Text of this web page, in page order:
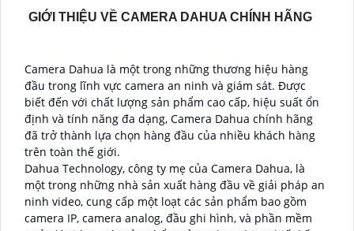
GIỚI THIỆU VỀ CAMERA DAHUA CHÍNH HÃNG
Camera Dahua là một trong những thương hiệu hàng
đầu trong lĩnh vực camera an ninh và giám sát. Được
biết đến với chất lượng sản phẩm cao cấp, hiệu suất ổn
định và tính năng đa dạng, Camera Dahua chính hãng
đã trở thành lựa chọn hàng đầu của nhiều khách hàng
trên toàn thế giới.
Dahua Technology, công ty mẹ của Camera Dahua, là
một trong những nhà sản xuất hàng đầu về giải pháp an
ninh video, cung cấp một loạt các sản phẩm bao gồm
camera IP, camera analog, đầu ghi hình, và phần mềm